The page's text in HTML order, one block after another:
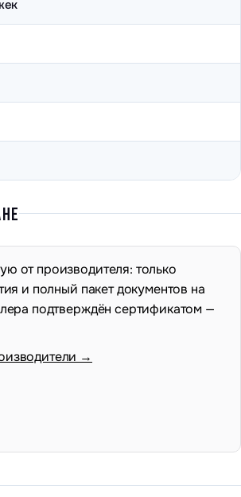
от производителя: только
и полный пакет документов на
подтверждён сертификатом —
→